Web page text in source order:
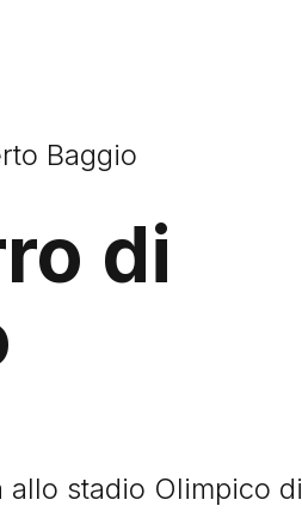
Baggio
di
allo stadio Olimpico di